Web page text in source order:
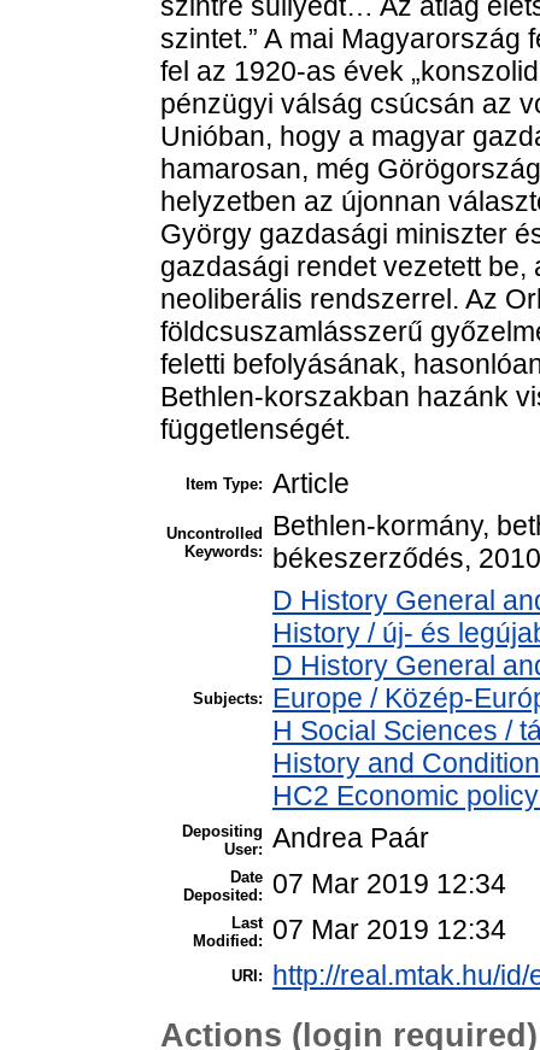
szintet.” A mai Magyarország
fel az 1920-as évek
pénzügyi válság csúcsán az
Unióban, hogy a magyar
hamarosan, még
helyzetben az újonnan
György gazdasági miniszter
gazdasági rendet vezetett
neoliberális rendszerrel. Az
földcsuszamlásszerű
feletti befolyásának,
Bethlen-korszakban hazánk
függetlenségét.
Item Type: Article
Uncontrolled
Keywords:
Bethlen-kormány,
békeszerződés,
Subjects:
D History General
History / új- és
D History General
Europe / Közép-
H Social Sciences /
History and
HC2 Economic
Depositing
User: Andrea Paár
Date
Deposited:
07 Mar 2019 12:34
Last
Modified:
07 Mar 2019 12:34
URI: http://real.mtak.hu/
Actions (login required)